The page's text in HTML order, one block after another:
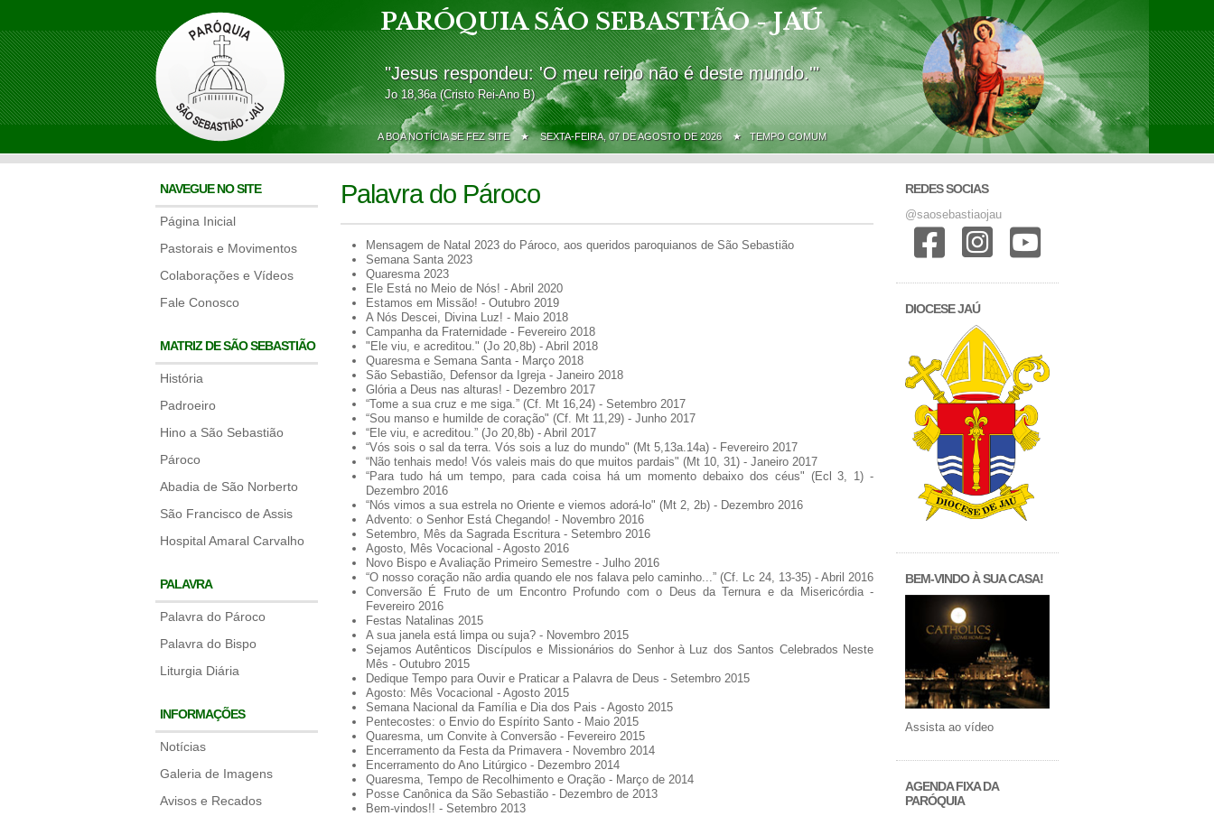
PARÓQUIA SÃO SEBASTIÃO - JAÚ
"Jesus respondeu: 'O meu reino não é deste mundo.'"
Jo 18,36a (Cristo Rei-Ano B)
A BOA NOTÍCIA SE FEZ SITE ★SEXTA-FEIRA, 07 DE AGOSTO DE 2026 ★ TEMPO COMUM
NAVEGUE NO SITE
Página Inicial
Pastorais e Movimentos
Colaborações e Vídeos
Fale Conosco
MATRIZ DE SÃO SEBASTIÃO
História
Padroeiro
Hino a São Sebastião
Pároco
Abadia de São Norberto
São Francisco de Assis
Hospital Amaral Carvalho
PALAVRA
Palavra do Pároco
Palavra do Bispo
Liturgia Diária
INFORMAÇÕES
Notícias
Galeria de Imagens
Avisos e Recados
Palavra do Pároco
Mensagem de Natal 2023 do Pároco, aos queridos paroquianos de São Sebastião
Semana Santa 2023
Quaresma 2023
Ele Está no Meio de Nós! - Abril 2020
Estamos em Missão! - Outubro 2019
A Nós Descei, Divina Luz! - Maio 2018
Campanha da Fraternidade - Fevereiro 2018
"Ele viu, e acreditou." (Jo 20,8b) - Abril 2018
Quaresma e Semana Santa - Março 2018
São Sebastião, Defensor da Igreja - Janeiro 2018
Glória a Deus nas alturas! - Dezembro 2017
“Tome a sua cruz e me siga.” (Cf. Mt 16,24) - Setembro 2017
“Sou manso e humilde de coração" (Cf. Mt 11,29) - Junho 2017
“Ele viu, e acreditou.” (Jo 20,8b) - Abril 2017
“Vós sois o sal da terra. Vós sois a luz do mundo" (Mt 5,13a.14a) - Fevereiro 2017
“Não tenhais medo! Vós valeis mais do que muitos pardais" (Mt 10, 31) - Janeiro 2017
“Para tudo há um tempo, para cada coisa há um momento debaixo dos céus" (Ecl 3, 1) -
Dezembro 2016
“Nós vimos a sua estrela no Oriente e viemos adorá-lo" (Mt 2, 2b) - Dezembro 2016
Advento: o Senhor Está Chegando! - Novembro 2016
Setembro, Mês da Sagrada Escritura - Setembro 2016
Agosto, Mês Vocacional - Agosto 2016
Novo Bispo e Avaliação Primeiro Semestre - Julho 2016
“O nosso coração não ardia quando ele nos falava pelo caminho...” (Cf. Lc 24, 13-35) - Abril 2016
Conversão É Fruto de um Encontro Profundo com o Deus da Ternura e da Misericórdia -
Fevereiro 2016
Festas Natalinas 2015
A sua janela está limpa ou suja? - Novembro 2015
Sejamos Autênticos Discípulos e Missionários do Senhor à Luz dos Santos Celebrados Neste
Mês - Outubro 2015
Dedique Tempo para Ouvir e Praticar a Palavra de Deus - Setembro 2015
Agosto: Mês Vocacional - Agosto 2015
Semana Nacional da Família e Dia dos Pais - Agosto 2015
Pentecostes: o Envio do Espírito Santo - Maio 2015
Quaresma, um Convite à Conversão - Fevereiro 2015
Encerramento da Festa da Primavera - Novembro 2014
Encerramento do Ano Litúrgico - Dezembro 2014
Quaresma, Tempo de Recolhimento e Oração - Março de 2014
Posse Canônica da São Sebastião - Dezembro de 2013
Bem-vindos!! - Setembro 2013
REDES SOCIAS
@saosebastiaojau
DIOCESE JAÚ
BEM-VINDO À SUA CASA!
Assista ao vídeo
AGENDA FIXA DA
PARÓQUIA